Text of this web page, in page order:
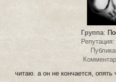
Группа:
Репутация:
читаю. а он не кончается, опять